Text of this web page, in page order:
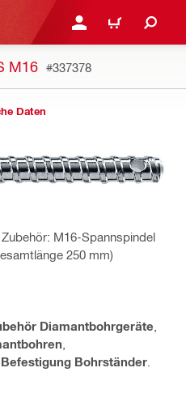
ANMELDEN ODER
WARENKORB
M16 #337378
Daten
M16-Spannspindel
250 mm)
Diamantbohrgeräte
Befestigung Bohrständer